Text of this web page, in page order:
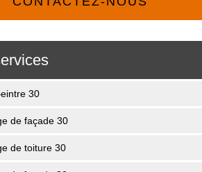
30
de façade 30
de toiture 30